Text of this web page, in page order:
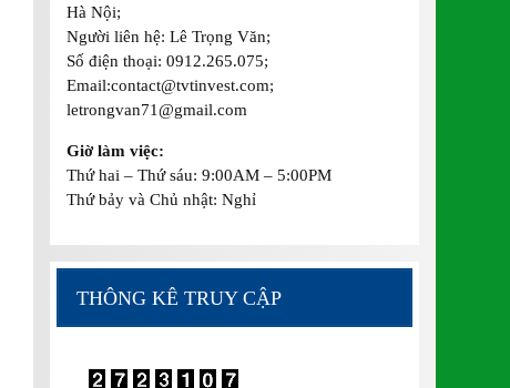
Hà Nội;
Người liên hệ: Lê Trọng Văn;
Số điện thoại: 0912.265.075;
Email:contact@tvtinvest.com;
letrongvan71@gmail.com
Giờ làm việc:
Thứ hai – Thứ sáu: 9:00AM – 5:00PM
Thứ bảy và Chủ nhật: Nghỉ
THÔNG KÊ TRUY CẬP